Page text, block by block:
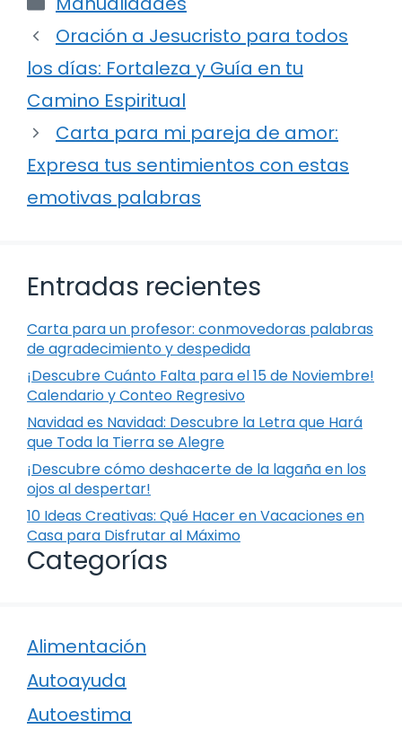
Oración a Jesucristo para todos
los días: Fortaleza y Guía en tu
Camino Espiritual
Carta para mi pareja de amor:
Expresa tus sentimientos con estas
emotivas palabras
Entradas recientes
Carta para un profesor: conmovedoras palabras
de agradecimiento y despedida
¡Descubre Cuánto Falta para el 15 de Noviembre!
Calendario y Conteo Regresivo
Navidad es Navidad: Descubre la Letra que Hará
que Toda la Tierra se Alegre
¡Descubre cómo deshacerte de la lagaña en los
ojos al despertar!
10 Ideas Creativas: Qué Hacer en Vacaciones en
Casa para Disfrutar al Máximo
Categorías
Alimentación
Autoayuda
Autoestima